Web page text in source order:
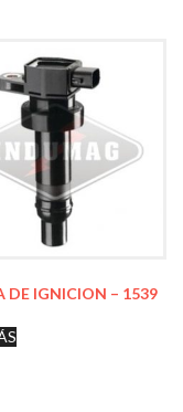
DE IGNICION – 1539